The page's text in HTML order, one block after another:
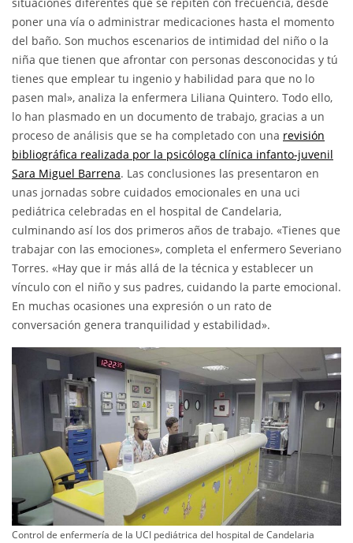
poner una vía o administrar medicaciones hasta el momento
del baño. Son muchos escenarios de intimidad del niño o la
niña que tienen que afrontar con personas desconocidas y tú
tienes que emplear tu ingenio y habilidad para que no lo
pasen mal», analiza la enfermera Liliana Quintero. Todo ello,
lo han plasmado en un documento de trabajo, gracias a un
proceso de análisis que se ha completado con una revisión
bibliográfica realizada por la psicóloga clínica infanto-juvenil
Sara Miguel Barrena. Las conclusiones las presentaron en
unas jornadas sobre cuidados emocionales en una uci
pediátrica celebradas en el hospital de Candelaria,
culminando así los dos primeros años de trabajo. «Tienes que
trabajar con las emociones», completa el enfermero Severiano
Torres. «Hay que ir más allá de la técnica y establecer un
vínculo con el niño y sus padres, cuidando la parte emocional.
En muchas ocasiones una expresión o un rato de
conversación genera tranquilidad y estabilidad».
Control de enfermería de la UCI pediátrica del hospital de Candelaria